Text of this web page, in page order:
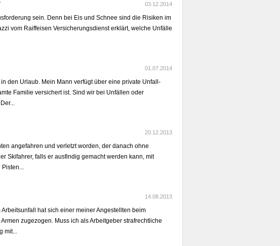
03.12.2014
sein. Denn bei Eis und Schnee sind die Risiken im
vom Raiffeisen Versicherungsdienst erklärt, welche Unfälle
01.07.2014
den Urlaub. Mein Mann verfügt über eine private Unfall-
Familie versichert ist. Sind wir bei Unfällen oder
20.12.2013
angefahren und verletzt worden, der danach ohne
Skifahrer, falls er ausfindig gemacht werden kann, mit
14.08.2013
hat sich einer meiner Angestellten beim
zugezogen. Muss ich als Arbeitgeber strafrechtliche
mit...